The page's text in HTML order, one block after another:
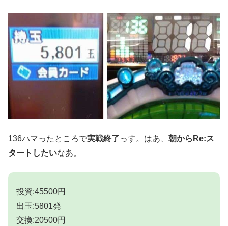
136ハマったところで実戦終了っす。はあ、 朝からRe:ス
タートしたいなあ。
投資:45500円
出玉:5801発
交換:20500円